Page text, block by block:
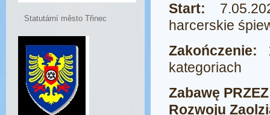
Start:
harcerskie
Zakończenie:
kategoriach
Zabawę
Rozwoju
Statutární město Třinec